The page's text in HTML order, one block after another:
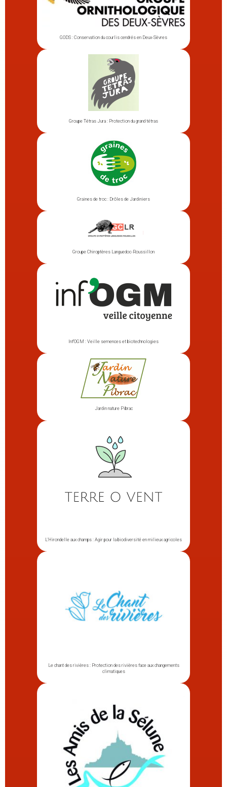
GODS : Conservation du courlis cendrés en Deux-Sèvres
Groupe Tétras Jura : Protection du grand tétras
Graines de troc : Drôles de Jardiniers
Groupe Chiroptères Languedoc-Roussillon
Inf’OGM : Veille semences et biotechnologies
Jardin nature Pibrac
L’Hirondelle aux champs : Agir pour la biodiversité en milieux agricoles
Le chant des rivières : Protection des rivières face aux changements
climatiques